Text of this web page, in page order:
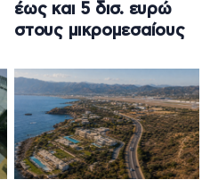
έως και 5 δισ. ευρώ
στους μικρομεσαίους